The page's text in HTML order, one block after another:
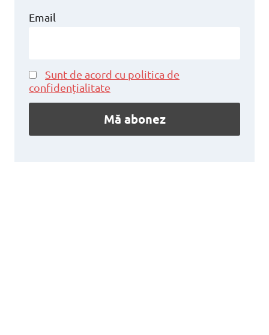
Email
Sunt de acord cu politica de
confidențialitate